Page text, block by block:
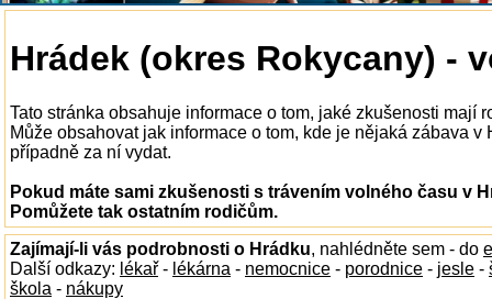
Hrádek (okres Rokycany) -
Tato stránka obsahuje informace o tom, jaké zkušenosti mají
Může obsahovat jak informace o tom, kde je nějaká zábava v
případně za ní vydat.
Pokud máte sami zkušenosti s trávením volného času v
Pomůžete tak ostatním rodičům.
Zajímají-li vás podrobnosti o Hrádku, nahlédněte sem - do
Další odkazy: lékař - lékárna - nemocnice - porodnice - jesle -
škola - nákupy